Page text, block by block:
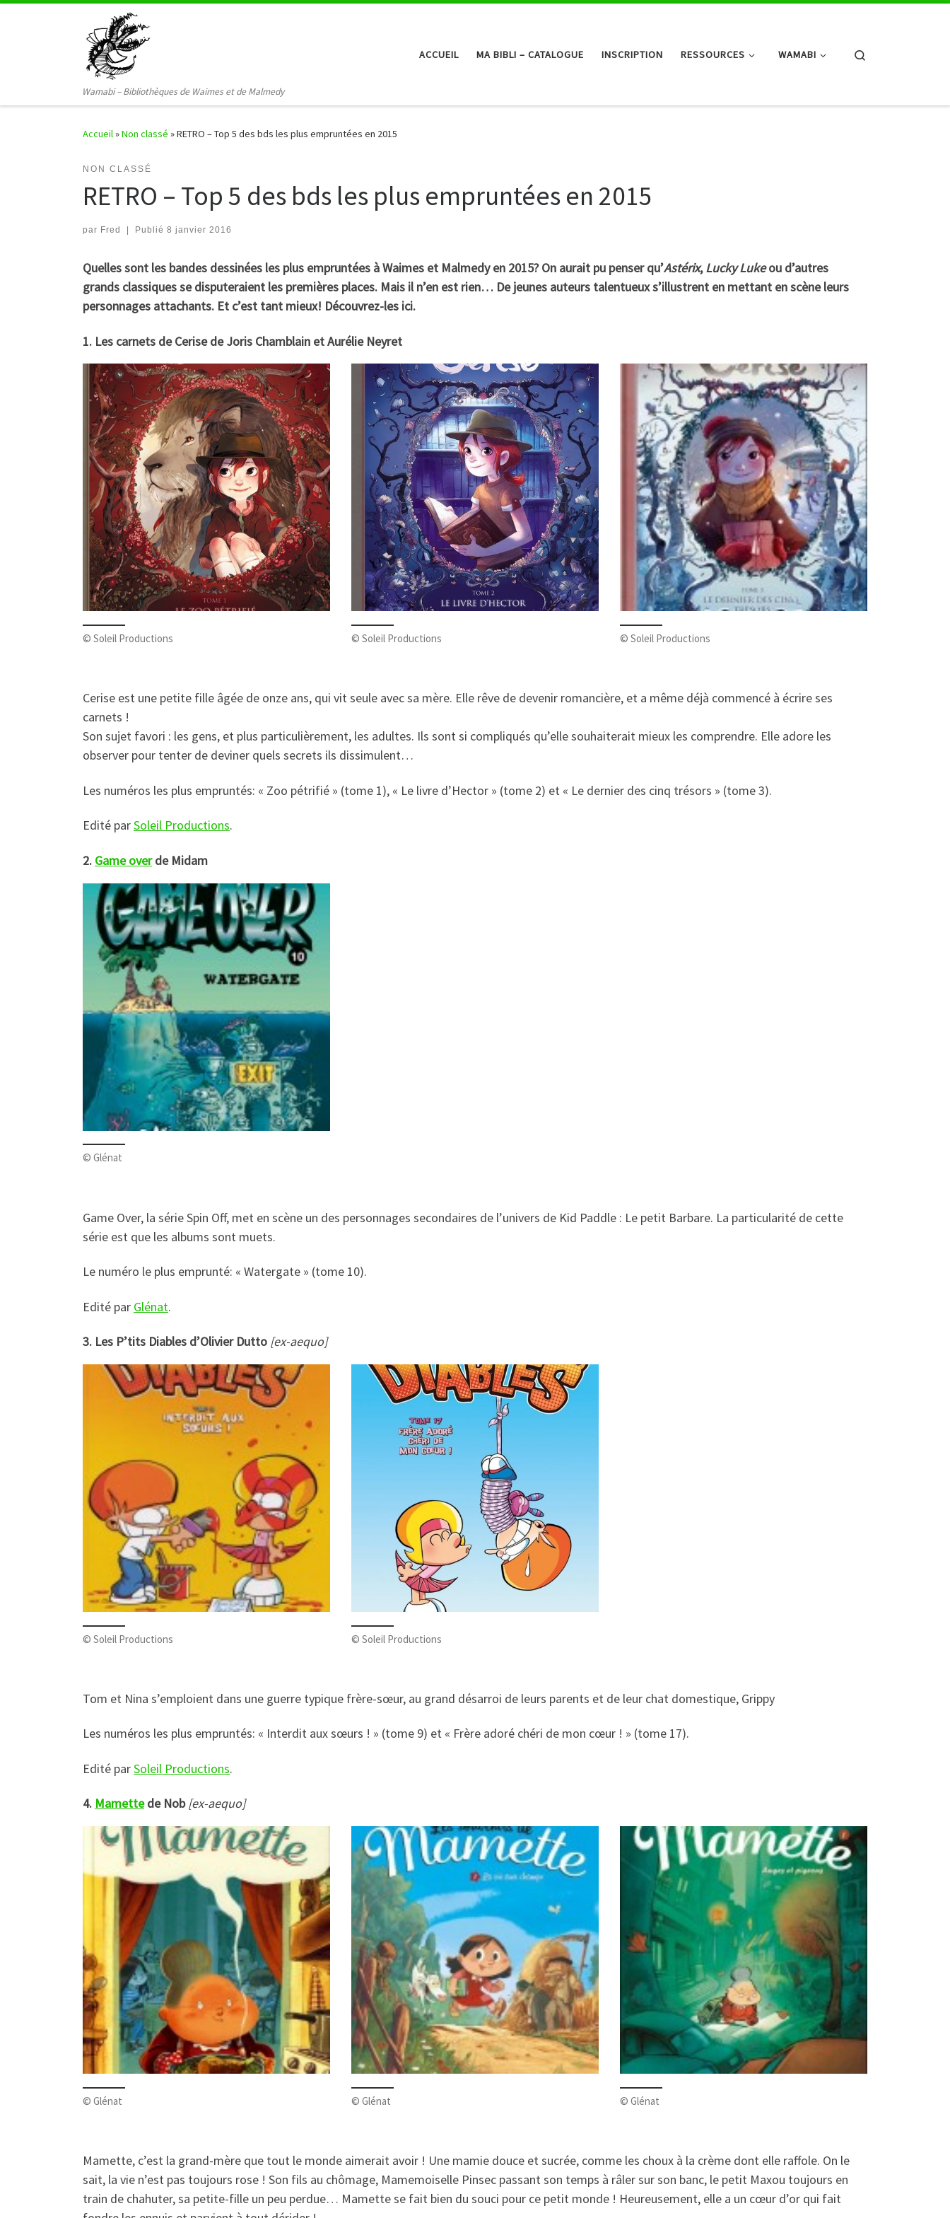
Wamabi – Bibliothèques de Waimes et de Malmedy
ACCUEIL MA BIBLI – CATALOGUE INSCRIPTION RESSOURCES WAMABI
Accueil»Non classé »RETRO – Top 5 des bds les plus empruntées en 2015
NON CLASSÉ
RETRO – Top 5 des bds les plus empruntées en 2015
par Fred Publié 8 janvier 2016
Quelles sont les bandes dessinées les plus empruntées à Waimes et Malmedy en 2015? On aurait pu penser qu’Astérix,Lucky Lukeou d’autres
grands classiques se disputeraient les premières places. Mais il n’en est rien… De jeunes auteurs talentueux s’illustrent en mettant en scène leurs
personnages attachants. Et c’est tant mieux! Découvrez-les ici.
1. Les carnets de Cerise de Joris Chamblain et Aurélie Neyret
© Soleil Productions © Soleil Productions © Soleil Productions
Cerise est une petite fille âgée de onze ans, qui vit seule avec sa mère. Elle rêve de devenir romancière, et a même déjà commencé à écrire ses
carnets !
Son sujet favori : les gens, et plus particulièrement, les adultes. Ils sont si compliqués qu’elle souhaiterait mieux les comprendre. Elle adore les
observer pour tenter de deviner quels secrets ils dissimulent…
Les numéros les plus empruntés: « Zoo pétrifié » (tome 1), « Le livre d’Hector » (tome 2) et « Le dernier des cinq trésors » (tome 3).
Edité parSoleil Productions.
2. Game overde Midam
© Glénat
Game Over, la série Spin Off, met en scène un des personnages secondaires de l’univers de Kid Paddle : Le petit Barbare. La particularité de cette
série est que les albums sont muets.
Le numéro le plus emprunté: « Watergate » (tome 10).
Edité par Glénat.
3. Les P’tits Diables d’Olivier Dutto [ex-aequo]
© Soleil Productions © Soleil Productions
Tom et Nina s’emploient dans une guerre typique frère-sœur, au grand désarroi de leurs parents et de leur chat domestique, Grippy
Les numéros les plus empruntés: « Interdit aux sœurs ! » (tome 9) et « Frère adoré chéri de mon cœur ! » (tome 17).
Edité parSoleil Productions.
4. Mamettede Nob[ex-aequo]
© Glénat © Glénat © Glénat
Mamette, c’est la grand-mère que tout le monde aimerait avoir ! Une mamie douce et sucrée, comme les choux à la crème dont elle raffole. On le
sait, la vie n’est pas toujours rose ! Son fils au chômage, Mamemoiselle Pinsec passant son temps à râler sur son banc, le petit Maxou toujours en
train de chahuter, sa petite-fille un peu perdue… Mamette se fait bien du souci pour ce petit monde ! Heureusement, elle a un cœur d’or qui fait